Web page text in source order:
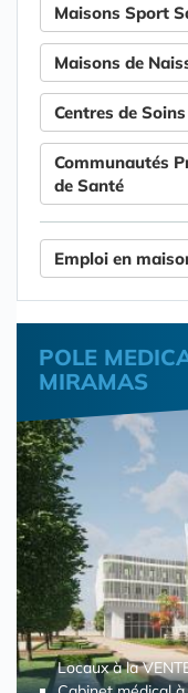
Maisons Sport
Maisons de
Centres de
Communautés
de Santé
Emploi en
POLE
MIRAMAS
Locaux à la